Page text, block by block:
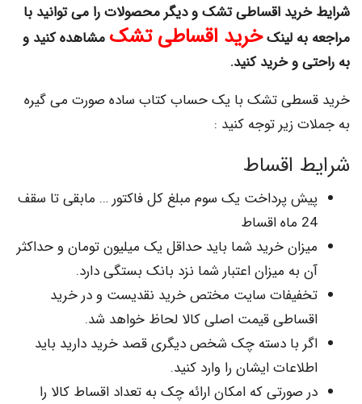
اقساطی تشک و دیگر محصولات را می توانید با
لینکخرید اقساطی تشکمشاهده کنید و
و خرید کنید.
تشک با یک حساب کتاب ساده صورت می گیره
زیر توجه کنید :
اقساط
پرداخت یک سوم مبلغ کل فاکتور … مابقی تا سقف
خرید شما باید حداقل یک میلیون تومان و حداکثر
به میزان اعتبار شما نزد بانک بستگی دارد.
سایت مختص خرید نقدیست و در خرید
قیمت اصلی کالا لحاظ خواهد شد.
با دسته چک شخص دیگری قصد خرید دارید باید
ایشان را وارد کنید.
صورتی که امکان ارائه چک به تعداد اقساط کالا را